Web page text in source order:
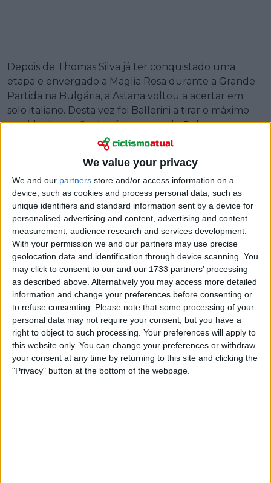
We value your privacy
We and our partners store and/or access information on a
device, such as cookies and process personal data, such as
unique identifiers and standard information sent by a device for
personalised advertising and content, advertising and content
measurement, audience research and services development.
With your permission we and our partners may use precise
geolocation data and identification through device scanning. You
may click to consent to our and our 1733 partners’ processing
as described above. Alternatively you may access more detailed
information and change your preferences before consenting or
to refuse consenting.
Please note that some processing of your
personal data may not require your consent, but you have a
right to object to such processing. Your preferences will apply to
this website only. You can change your preferences or withdraw
your consent at any time by returning to this site and clicking the
"Privacy" button at the bottom of the webpage.
Depois de Thomas Silva já ter conquistado uma
etapa e envergado a Maglia Rosa durante a Grande
Partida na Bulgária, a Astana voltou a acertar em
solo italiano. Desta vez foi Ballerini a tirar o máximo
partido de um final caótico, quando Dylan
Groenewegen caiu no empedrado molhado após a
Unibet Rose Rockets ter conduzido o pelotão de
forma exemplar até à última curva.
Durante vários quilómetros, pareceu que a equipa
de Groenewegen tinha cronometrado na perfeição a
aproximação. Controlou as estradas sinuosas, as
zonas de estrangulamento e a entrada em Nápoles,
até tudo se desmoronar à vista da meta. Ballerini,
colocado perto o suficiente para aproveitar mas
lúcido para se manter de pé, emergiu da confusão e
ouviu então no rádio de corrida que a oportunidade
era sua.